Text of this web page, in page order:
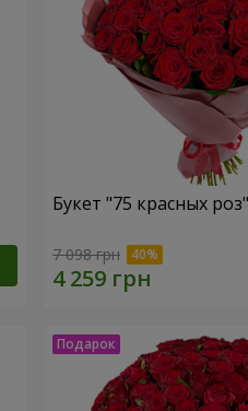
Букет "75 красных роз"
7 098 грн